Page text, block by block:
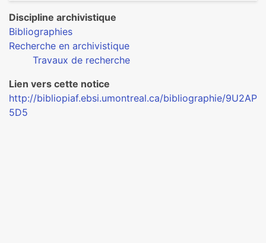
Discipline archivistique
Bibliographies
Recherche en archivistique
Travaux de recherche
Lien vers cette notice
http://bibliopiaf.ebsi.umontreal.ca/bibliographie/9U2AP
5D5